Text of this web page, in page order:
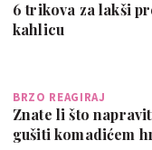
6 trikova za lakši
kahlicu
BRZO REAGIRAJ
Znate li što
gušiti komadićem